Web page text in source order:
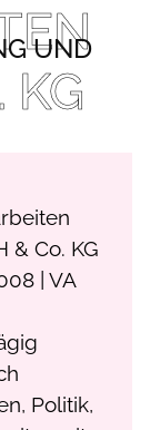
KG
UND
& Co. KG
| VA
Politik,